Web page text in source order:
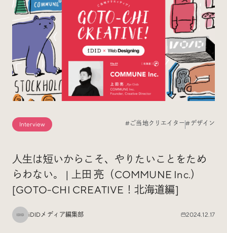
Interview インタビュー
Sites Of Interest 今月の気になるサイト
Events イベント
Other そのほか
Interview #ご当地クリエイター#デザイン
人生は短いからこそ、やりたいことをため
らわない。 | 上田 亮（COMMUNE Inc.）
[GOTO-CHI CREATIVE！北海道編]
iDIDメディア編集部 2024.12.17